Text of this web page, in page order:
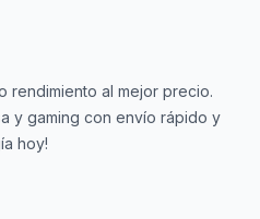
rendimiento al mejor precio.
y gaming con envío rápido y
hoy!